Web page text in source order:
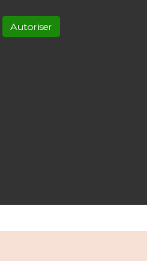
Autoriser